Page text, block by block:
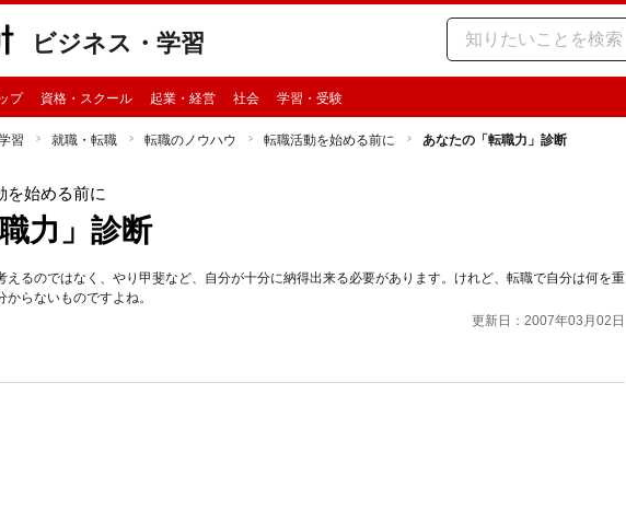
ビジネス・学習
プ 資格・スクール 起業・経営 社会 学習・受験
習 就職・転職 転職のノウハウ 転職活動を始める前に あなたの「転職力」診断
を始める前に
力」診断
えるのではなく、やり甲斐など、自分が十分に納得出来る必要があります。けれど、転職で自分は何を重
らないものですよね。
更新日：2007年03月02日